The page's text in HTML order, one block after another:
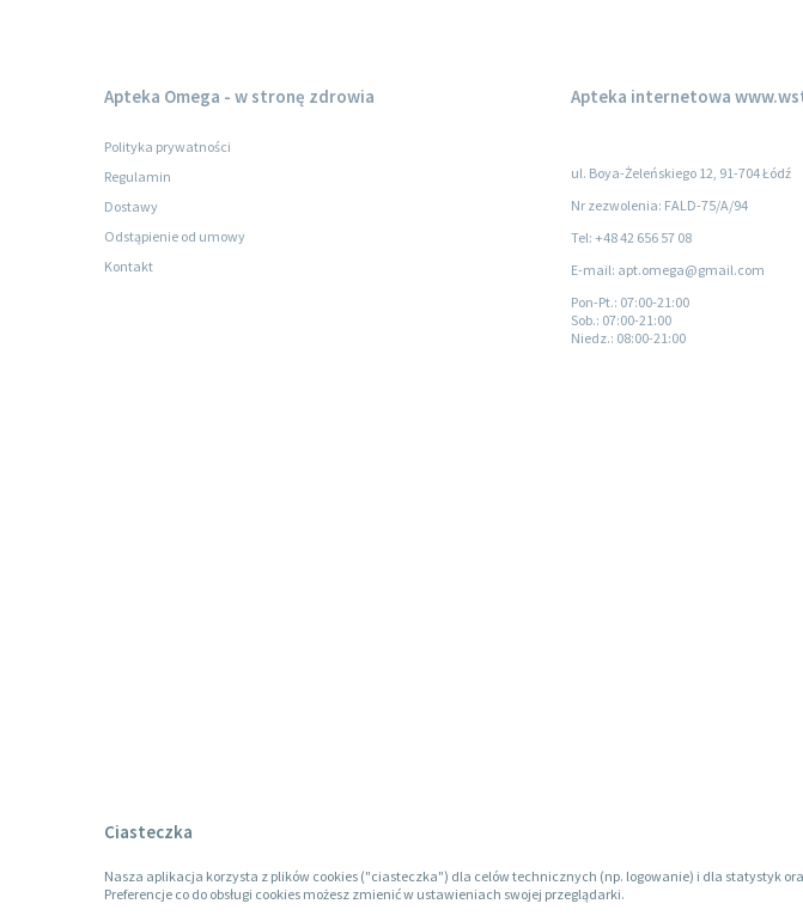
Apteka Omega - w stronę zdrowia
Polityka prywatności
Regulamin
Dostawy
Odstąpienie od umowy
Kontakt
Apteka internetowa
ul. Boya-Żeleńskiego 12, 91-704 Łódź
Nr zezwolenia: FALD-75/A/94
Tel: +48 42 656 57 08
E-mail: apt.omega@gmail.com
Pon-Pt.: 07:00-21:00
Sob.: 07:00-21:00
Niedz.: 08:00-21:00
Ciasteczka
Nasza aplikacja korzysta z plików cookies ("ciasteczka") dla celów technicznych (np. logowanie) i dla statystyk
Preferencje co do obsługi cookies możesz zmienić w ustawieniach swojej przeglądarki.